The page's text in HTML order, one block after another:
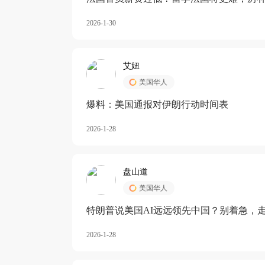
2026-1-30
艾妞
美国华人
爆料：美国通报对伊朗行动时间表
2026-1-28
盘山道
美国华人
特朗普说美国AI远远领先中国？别着急，
2026-1-28